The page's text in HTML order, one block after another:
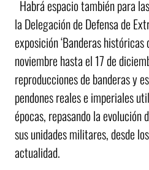
Habrá espacio también para
la Delegación de Defensa de
exposición ‘Banderas históricas
noviembre hasta el 17 de
reproducciones de banderas y
pendones reales e imperiales
épocas, repasando la evolución
sus unidades militares, desde
actualidad.